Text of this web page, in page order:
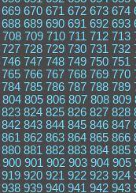
669 670 671 672 673 674
688 689 690 691 692 693
708 709 710 711 712 713
727 728 729 730 731 732
746 747 748 749 750 751
765 766 767 768 769 770
784 785 786 787 788 789
804 805 806 807 808 809
823 824 825 826 827 828
842 843 844 845 846 847
861 862 863 864 865 866
880 881 882 883 884 885
900 901 902 903 904 905
919 920 921 922 923 924
938 939 940 941 942 943